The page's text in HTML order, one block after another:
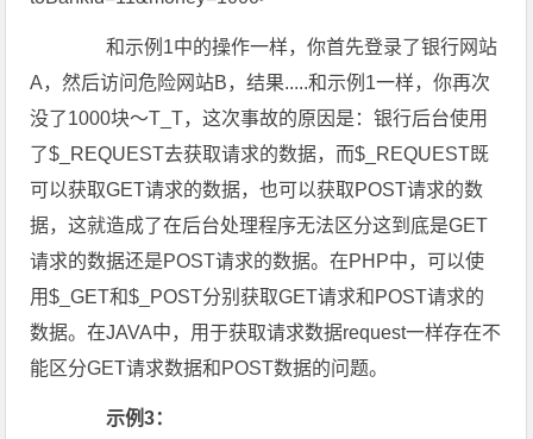
和示例1中的操作一样，你首先登录了银行网站
A，然后访问危险网站B，结果.....和示例1一样，你再次
没了1000块～T_T，这次事故的原因是：银行后台使用
了$_REQUEST去获取请求的数据，而$_REQUEST既
可以获取GET请求的数据，也可以获取POST请求的数
据，这就造成了在后台处理程序无法区分这到底是GET
请求的数据还是POST请求的数据。在PHP中，可以使
用$_GET和$_POST分别获取GET请求和POST请求的
数据。在JAVA中，用于获取请求数据request一样存在不
能区分GET请求数据和POST数据的问题。
示例3：